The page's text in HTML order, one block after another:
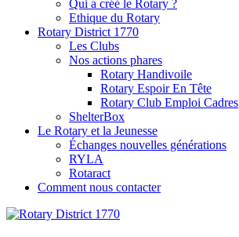
Qui a créé le Rotary ?
Ethique du Rotary
Rotary District 1770
Les Clubs
Nos actions phares
Rotary Handivoile
Rotary Espoir En Tête
Rotary Club Emploi Cadres
ShelterBox
Le Rotary et la Jeunesse
Échanges nouvelles générations
RYLA
Rotaract
Comment nous contacter